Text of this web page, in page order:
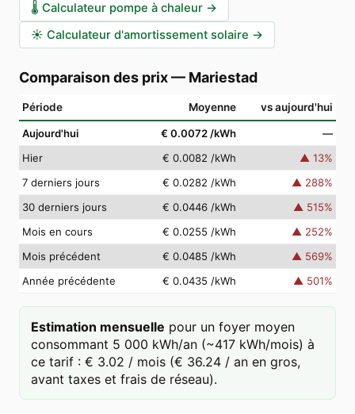
🌡️ Calculateur pompe à chaleur →
☀️ Calculateur d'amortissement solaire →
Comparaison des prix— Mariestad
Période Moyenne vs aujourd'hui
Aujourd'hui € 0.0072 /kWh
—
Hier
€ 0.0082 /kWh ▲ 13%
7 derniers jours
€ 0.0282 /kWh ▲ 288%
30 derniers jours
€ 0.0446 /kWh ▲ 515%
Mois en cours
€ 0.0255 /kWh ▲ 252%
Mois précédent
€ 0.0485 /kWh ▲ 569%
Année précédente
€ 0.0435 /kWh ▲ 501%
Estimation mensuelle pour un foyer moyen
consommant 5 000 kWh/an (~417 kWh/mois) à
ce tarif : € 3.02 / mois (€ 36.24 / an en gros,
avant taxes et frais de réseau).